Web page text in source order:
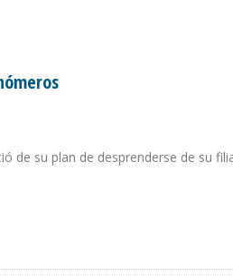
de su plan de desprenderse de su